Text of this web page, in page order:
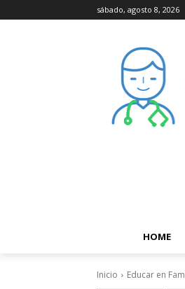
sábado, agosto 8, 2026
HOME
Inicio Educar en